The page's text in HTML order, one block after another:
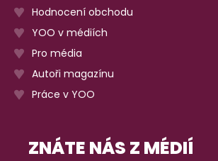
Hodnocení obchodu
YOO v médiích
Pro média
Autoři magazínu
Práce v YOO
ZNÁTE NÁS Z MÉDIÍ